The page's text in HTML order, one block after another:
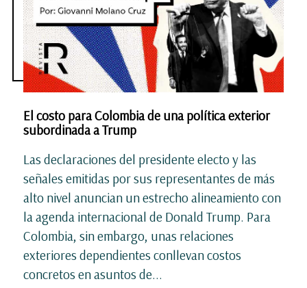
El costo para Colombia de una política exterior
subordinada a Trump
Las declaraciones del presidente electo y las
señales emitidas por sus representantes de más
alto nivel anuncian un estrecho alineamiento con
la agenda internacional de Donald Trump. Para
Colombia, sin embargo, unas relaciones
exteriores dependientes conllevan costos
concretos en asuntos de...